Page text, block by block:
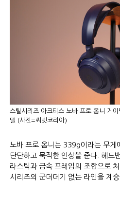
스틸시리즈 아크티스 노바 프로 옴니 게
델 (사진=씨넷코리아)
노바 프로 옴니는 339g이라는 무게
단단하고 묵직한 인상을 준다. 헤드
라스틱과 금속 프레임의 조합으로
시리즈의 군더더기 없는 라인을 계승